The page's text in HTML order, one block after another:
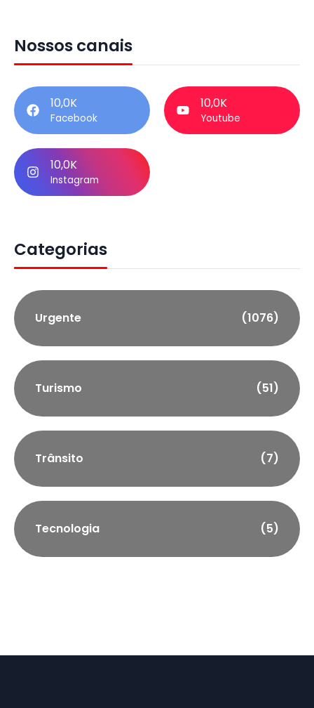
Nossos canais
10,0K
Facebook
10,0K
Youtube
10,0K
Instagram
Categorias
Urgente (1076)
Turismo (51)
Trânsito (7)
Tecnologia (5)